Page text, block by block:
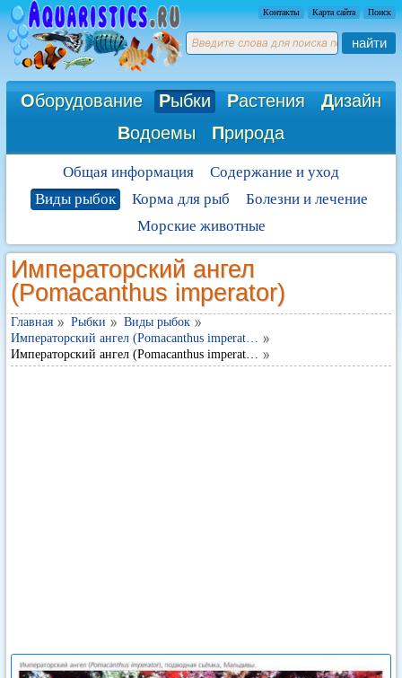
Контакты Карта сайта Поиск
найти
Оборудование Рыбки Растения Дизайн
Водоемы Природа
Общая информация
Содержание и уход
Виды рыбок
Корма для рыб
Болезни и лечение
Морские животные
Императорский ангел
(Pomacanthus imperator)
Главная Рыбки
Виды рыбок
Императорский ангел (Pomacanthus imperat…
Императорский ангел (Pomacanthus imperat…